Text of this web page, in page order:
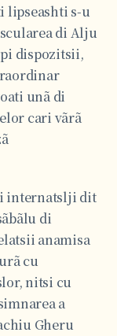
lipseashti s-u
di Alju
dispozitsii,
unã di
cari vãrã
internatslji dit
di
anamisa
cu
nitsi cu
a
Gheru